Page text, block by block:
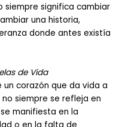
siempre significa cambiar
una historia,
donde antes existía
de Vida
corazón que da vida a
siempre se refleja en
manifiesta en la
o en la falta de